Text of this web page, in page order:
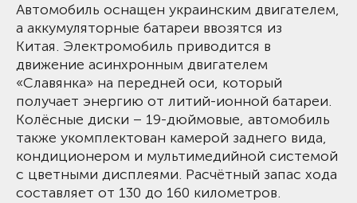
Автомобиль оснащен украинским двигателем,
а аккумуляторные батареи ввозятся из
Китая. Электромобиль приводится в
движение асинхронным двигателем
«Славянка» на передней оси, который
получает энергию от литий-ионной батареи.
Колёсные диски – 19-дюймовые, автомобиль
также укомплектован камерой заднего вида,
кондиционером и мультимедийной системой
с цветными дисплеями. Расчётный запас хода
составляет от 130 до 160 километров.